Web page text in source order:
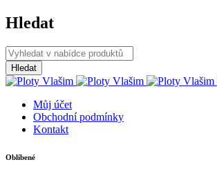
Hledat
Můj účet
Obchodní podmínky
Kontakt
Oblíbené